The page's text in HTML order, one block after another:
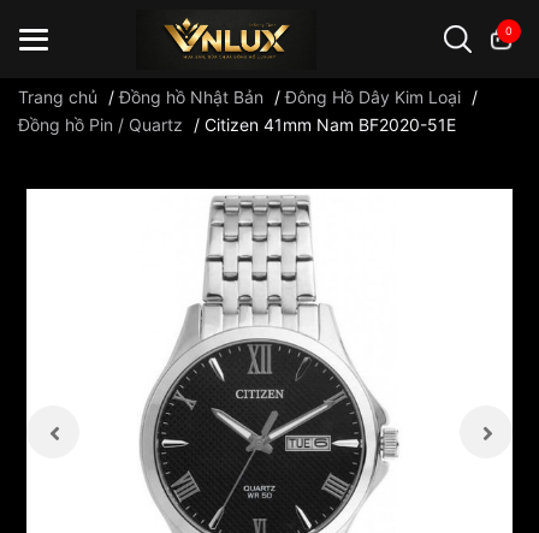
0
Trang chủ /Đồng hồ Nhật Bản /Đông Hồ Dây Kim Loại /
Đồng hồ Pin / Quartz
/ Citizen 41mm Nam BF2020-51E